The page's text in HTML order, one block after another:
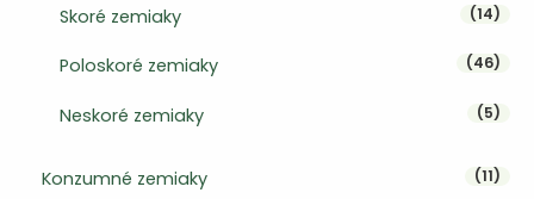
Skoré zemiaky 1414
Poloskoré zemiaky 4646
Neskoré zemiaky 55
Konzumné zemiaky 1111